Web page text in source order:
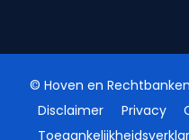
© Hoven en
Disclaimer
Privacy